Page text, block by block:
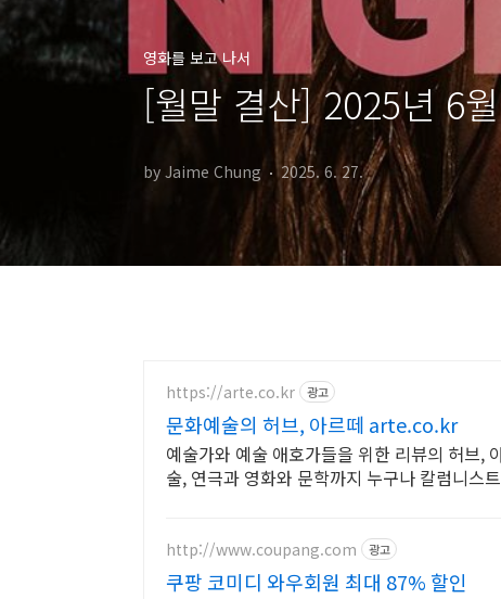
영화를 보고 나서
[월말 결산] 2025년 6
by Jaime Chung 2025. 6. 27.
https://arte.co.kr 광고
문화예술의 허브, 아르떼 arte.co.kr
예술가와 예술 애호가들을 위한 리뷰의 허브,
술, 연극과 영화와 문학까지 누구나 칼럼니스
http://www.coupang.com 광고
쿠팡 코미디 와우회원 최대 87% 할인